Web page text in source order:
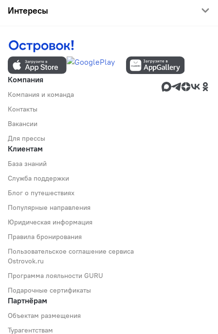
Интересы
Компания
Компания и команда
Контакты
Вакансии
Для прессы
Клиентам
База знаний
Служба поддержки
Блог о путешествиях
Популярные направления
Юридическая информация
Правила бронирования
Пользовательское соглашение сервиса
Ostrovok.ru
Программа лояльности GURU
Подарочные сертификаты
Партнёрам
Объектам размещения
Турагентствам